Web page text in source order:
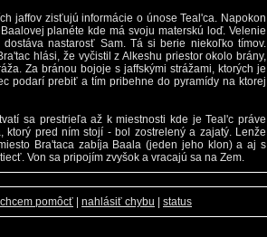
jaffov zisťujú informácie o únose Teal'ca. Napokon
planéte kde má svoju materskú loď. Velenie
nastarosť Sam. Tá si berie niekoľko tímov.
hlási, že vyčistil z Alkeshu priestor okolo brány,
Za bránou bojoje s jaffskými strážami, ktorých je
podarí prebiť a tím pribehne do pyramídy na ktorej
sa prestrieľa až k miestnosti kde je Teal'c práve
ktorý pred ním stojí - bol zostrelený a zajatý. Lenže
Bra'taca zabíja Baala (jeden jeho klon) a aj s
Von sa pripojím zvyšok a vracajú sa na Zem.
chcem pomôcť nahlásiť chybu status